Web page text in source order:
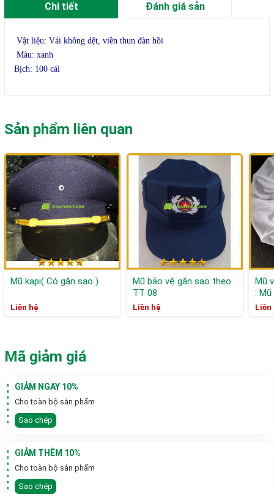
Chi tiết Đánh giá sản
Vật liệu: Vải không dệt, viền thun đàn hồi
Màu: xanh
Bịch: 100 cái
Sản phẩm liên quan
Mũ kapi( Có gắn sao )
Liên hệ
Mũ bảo vệ gắn sao theo
TT 08
Liên hệ
Mũ
: Mũ
Liên
Mã giảm giá
GIẢM NGAY 10%
Cho toàn bộ sản phẩm
Sao chép
GIẢM THÊM 10%
Cho toàn bộ sản phẩm
Sao chép